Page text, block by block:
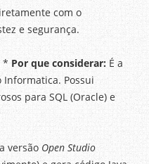
com o
e segurança.
* Por que considerar: É a
Possui
para SQL (Oracle) e
versão Open Studio